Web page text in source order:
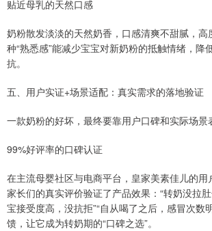
贴近母乳的天然口感
奶粉散发淡淡的天然奶香，口感清爽不甜腻，
种“熟悉感”能减少宝宝对新奶粉的抵触情绪，降
抗。
五、用户实证+场景适配：真实需求的落地验证
一款奶粉的好坏，最终要靠用户口碑和实际场景
99%好评率的口碑认证
在主流母婴社区与电商平台，皇家美素佳儿的用
家长们的真实评价验证了产品效果：“转奶没拉
宝接受度高，没抗拒”“自从喝了之后，感冒次
馈，让它成为转奶期的“口碑之选”。